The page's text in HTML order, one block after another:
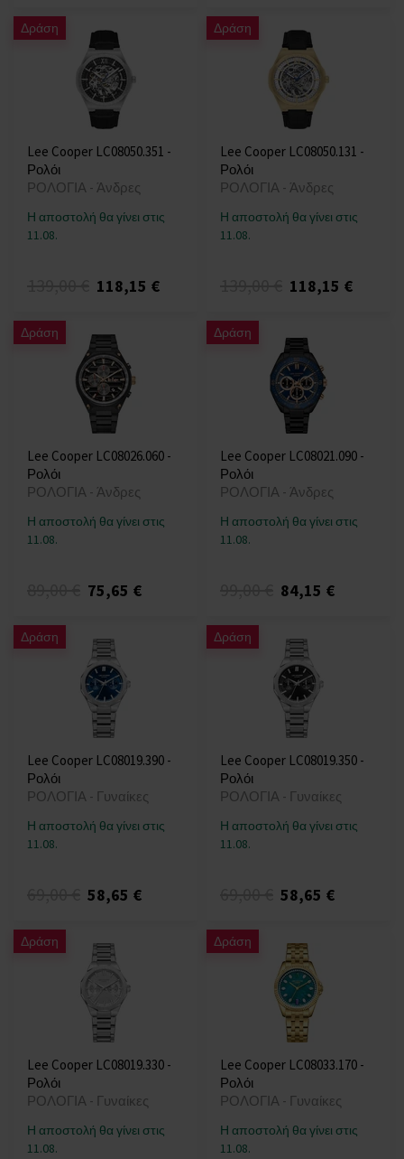
Δράση
Lee Cooper LC08050.351 -
Ρολόι
ΡΟΛΟΓΙΑ - Άνδρες
Η αποστολή θα γίνει στις
11.08.
118,15 €
Δράση
Lee Cooper LC08050.131 -
Ρολόι
ΡΟΛΟΓΙΑ - Άνδρες
Η αποστολή θα γίνει στις
11.08.
118,15 €
Δράση
Lee Cooper LC08026.060 -
Ρολόι
ΡΟΛΟΓΙΑ - Άνδρες
Η αποστολή θα γίνει στις
11.08.
75,65 €
Δράση
Lee Cooper LC08021.090 -
Ρολόι
ΡΟΛΟΓΙΑ - Άνδρες
Η αποστολή θα γίνει στις
11.08.
84,15 €
Δράση
Lee Cooper LC08019.390 -
Ρολόι
ΡΟΛΟΓΙΑ - Γυναίκες
Η αποστολή θα γίνει στις
11.08.
58,65 €
Δράση
Lee Cooper LC08019.350 -
Ρολόι
ΡΟΛΟΓΙΑ - Γυναίκες
Η αποστολή θα γίνει στις
11.08.
58,65 €
Δράση
Lee Cooper LC08019.330 -
Ρολόι
ΡΟΛΟΓΙΑ - Γυναίκες
Η αποστολή θα γίνει στις
11.08.
Δράση
Lee Cooper LC08033.170 -
Ρολόι
ΡΟΛΟΓΙΑ - Γυναίκες
Η αποστολή θα γίνει στις
11.08.